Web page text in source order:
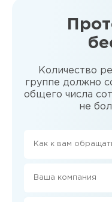
Количество
группе должно
общего числа
не